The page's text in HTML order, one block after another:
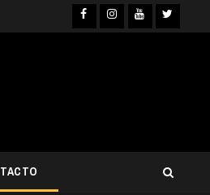
Facebook
Instagram